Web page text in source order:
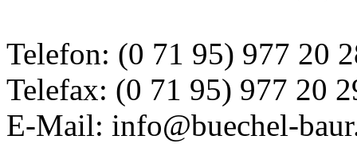
Telefon: (0 71 95) 977 20
Telefax: (0 71 95) 977 20
E-Mail: info@buechel-